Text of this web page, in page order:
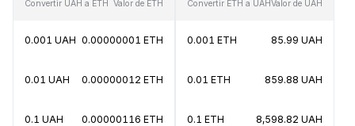
Convertir UAH a ETH Valor de ETH
0.001 UAH 0.00000001 ETH
0.01 UAH 0.00000012 ETH
0.1 UAH 0.00000116 ETH
Convertir ETH a UAHValor de UAH
0.001 ETH 85.99 UAH
0.01 ETH 859.88 UAH
0.1 ETH 8,598.82 UAH